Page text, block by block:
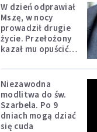
W dzień odprawiał
Mszę, w nocy
prowadził drugie
życie. Przełożony
kazał mu opuścić
Niezawodna
modlitwa do św.
Szarbela. Po 9
dniach mogą dziać
się cuda